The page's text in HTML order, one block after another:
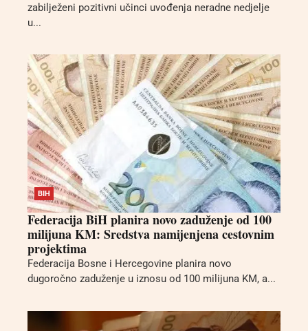
zabilježeni pozitivni učinci uvođenja neradne nedjelje
u...
BIH
Federacija BiH planira novo zaduženje od 100
milijuna KM: Sredstva namijenjena cestovnim
projektima
Federacija Bosne i Hercegovine planira novo
dugoročno zaduženje u iznosu od 100 milijuna KM, a...